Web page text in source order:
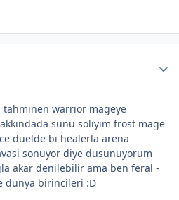
tahmınen warrıor mageye
sunu solıyım frost mage
duelde bi healerla arena
sonuyor diye dusunuyorum
akar denilebilir ama ben feral -
dunya birincileri :D